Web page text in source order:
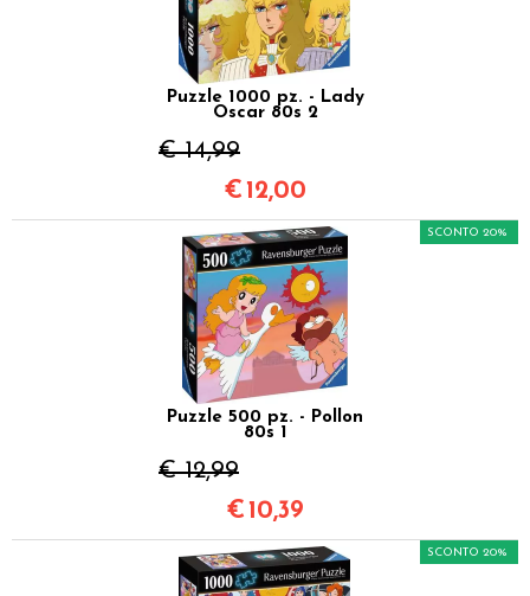
Puzzle 1000 pz. - Lady
Oscar 80s 2
€ 14,99
€ 12,00
Puzzle 500 pz. - Pollon
80s 1
€ 12,99
SCONTO 20%
€ 10,39
SCONTO 20%